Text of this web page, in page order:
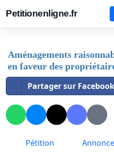
Petitionenligne.fr
Aménagements
en faveur des
Partager sur
Pétition